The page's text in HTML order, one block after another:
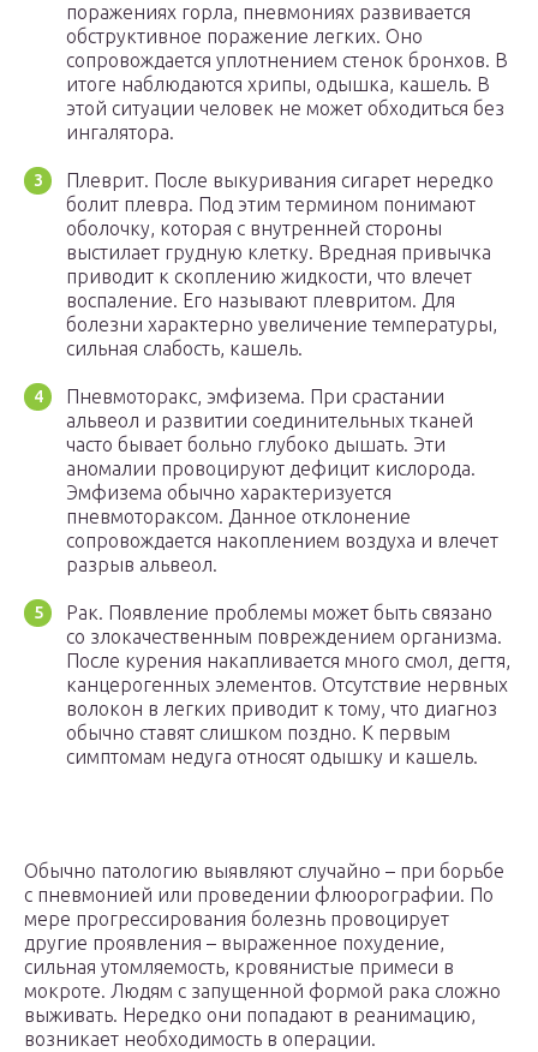
поражениях горла, пневмониях развивается
обструктивное поражение легких. Оно
сопровождается уплотнением стенок бронхов. В
итоге наблюдаются хрипы, одышка, кашель. В
этой ситуации человек не может обходиться без
ингалятора.
Плеврит. После выкуривания сигарет нередко
болит плевра. Под этим термином понимают
оболочку, которая с внутренней стороны
выстилает грудную клетку. Вредная привычка
приводит к скоплению жидкости, что влечет
воспаление. Его называют плевритом. Для
болезни характерно увеличение температуры,
сильная слабость, кашель.
Пневмоторакс, эмфизема. При срастании
альвеол и развитии соединительных тканей
часто бывает больно глубоко дышать. Эти
аномалии провоцируют дефицит кислорода.
Эмфизема обычно характеризуется
пневмотораксом. Данное отклонение
сопровождается накоплением воздуха и влечет
разрыв альвеол.
Рак. Появление проблемы может быть связано
со злокачественным повреждением организма.
После курения накапливается много смол, дегтя,
канцерогенных элементов. Отсутствие нервных
волокон в легких приводит к тому, что диагноз
обычно ставят слишком поздно. К первым
симптомам недуга относят одышку и кашель.
Обычно патологию выявляют случайно – при борьбе
с пневмонией или проведении флюорографии. По
мере прогрессирования болезнь провоцирует
другие проявления – выраженное похудение,
сильная утомляемость, кровянистые примеси в
мокроте. Людям с запущенной формой рака сложно
выживать. Нередко они попадают в реанимацию,
возникает необходимость в операции.